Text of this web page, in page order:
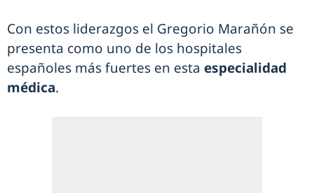
Con estos liderazgos el Gregorio Marañón se
presenta como uno de los hospitales
españoles más fuertes en esta especialidad
médica.